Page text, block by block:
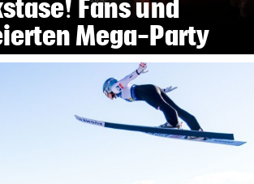
Fans und
Mega-Party